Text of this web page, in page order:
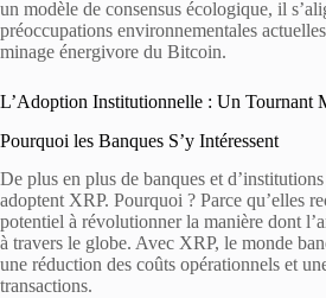
un modèle de consensus écologique, il
préoccupations environnementales
minage énergivore du Bitcoin.
L’Adoption Institutionnelle : Un Tournant
Pourquoi les Banques S’y Intéressent
De plus en plus de banques et
adoptent XRP. Pourquoi ? Parce qu’elles
potentiel à révolutionner la manière dont
à travers le globe. Avec XRP, le monde
une réduction des coûts opérationnels et
transactions.